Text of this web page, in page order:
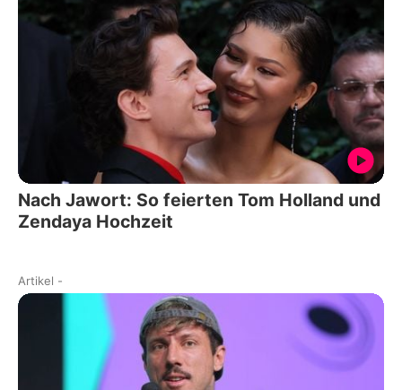
Nach Jawort: So feierten Tom Holland und
Zendaya Hochzeit
Artikel -